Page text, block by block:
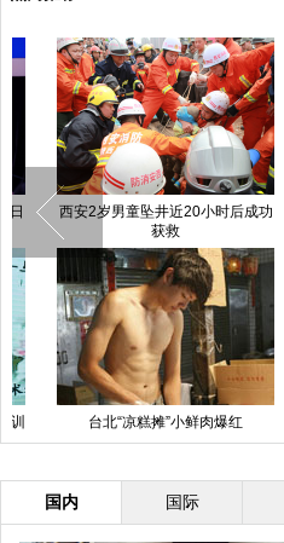
第六届警用装备展在京开幕
“不朽的梵高”感映艺术展将造访北
京
国内 国际